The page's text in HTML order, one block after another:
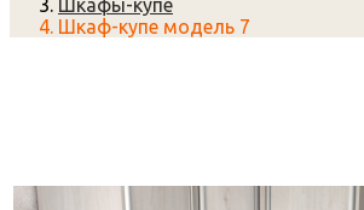
Шкафы-купе
Шкаф-купе модель 7